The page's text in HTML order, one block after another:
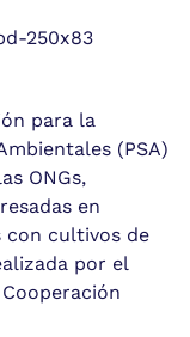
para la
(PSA)
ONGs,
en
con cultivos de
por el